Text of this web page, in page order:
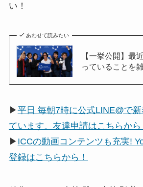
い！
あわせて読みたい
【一挙公開】最
っていることを
▶平日 毎朝7時に公式LINE@で
ています。友達申請はこちらから
▶ ICCの動画コンテンツも充実!
登録はこちらから！